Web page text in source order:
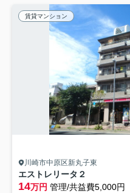
賃貸マンション
川崎市中原区新丸子東
エストレリータ２
14万円 管理/共益費5,000円